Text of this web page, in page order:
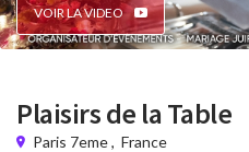
VOIR LA VIDEO
Plaisirs de la Table
Paris 7eme, France